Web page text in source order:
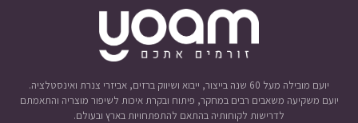
יועם מובילה מעל 60 שנה בייצור, ייבוא ושיווק ברזים, אביזרי צנרת ואינסטלציה.
יועם משקיעה משאבים רבים במחקר, פיתוח ובקרת איכות לשיפור מוצריה והתאמתם
לדרישות לקוחותיה בהתאם להתפתחויות בארץ ובעולם.